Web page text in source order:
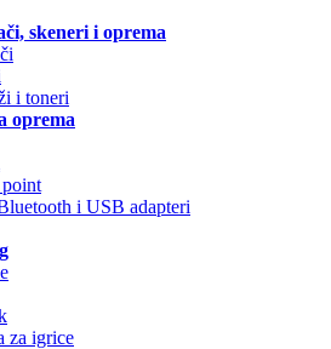
skeneri i oprema
i toneri
oprema
point
i USB adapteri
za igrice